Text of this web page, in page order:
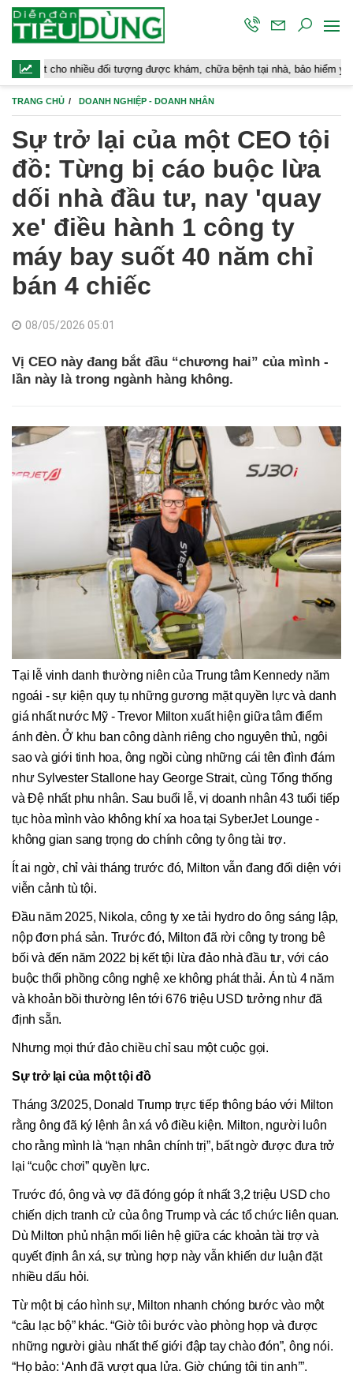
đối tượng được khám, chữa bệnh tại nhà, bảo hiểm y tế chi trả
TRANG CHỦ DOANH NGHIỆP - DOANH NHÂN
Sự trở lại của một CEO tội
đồ: Từng bị cáo buộc lừa
dối nhà đầu tư, nay 'quay
xe' điều hành 1 công ty
máy bay suốt 40 năm chỉ
bán 4 chiếc
08/05/2026 05:01
Vị CEO này đang bắt đầu “chương hai” của mình -
lần này là trong ngành hàng không.
Tại lễ vinh danh thường niên của Trung tâm Kennedy năm
ngoái - sự kiện quy tụ những gương mặt quyền lực và danh
giá nhất nước Mỹ - Trevor Milton xuất hiện giữa tâm điểm
ánh đèn. Ở khu ban công dành riêng cho nguyên thủ, ngôi
sao và giới tinh hoa, ông ngồi cùng những cái tên đình đám
như Sylvester Stallone hay George Strait, cùng Tổng thống
và Đệ nhất phu nhân. Sau buổi lễ, vị doanh nhân 43 tuổi tiếp
tục hòa mình vào không khí xa hoa tại SyberJet Lounge -
không gian sang trọng do chính công ty ông tài trợ.
Ít ai ngờ, chỉ vài tháng trước đó, Milton vẫn đang đối diện với
viễn cảnh tù tội.
Đầu năm 2025, Nikola, công ty xe tải hydro do ông sáng lập,
nộp đơn phá sản. Trước đó, Milton đã rời công ty trong bê
bối và đến năm 2022 bị kết tội lừa đảo nhà đầu tư, với cáo
buộc thổi phồng công nghệ xe không phát thải. Án tù 4 năm
và khoản bồi thường lên tới 676 triệu USD tưởng như đã
định sẵn.
Nhưng mọi thứ đảo chiều chỉ sau một cuộc gọi.
Sự trở lại của một tội đồ
Tháng 3/2025, Donald Trump trực tiếp thông báo với Milton
rằng ông đã ký lệnh ân xá vô điều kiện. Milton, người luôn
cho rằng mình là “nạn nhân chính trị”, bất ngờ được đưa trở
lại “cuộc chơi” quyền lực.
Trước đó, ông và vợ đã đóng góp ít nhất 3,2 triệu USD cho
chiến dịch tranh cử của ông Trump và các tổ chức liên quan.
Dù Milton phủ nhận mối liên hệ giữa các khoản tài trợ và
quyết định ân xá, sự trùng hợp này vẫn khiến dư luận đặt
nhiều dấu hỏi.
Từ một bị cáo hình sự, Milton nhanh chóng bước vào một
“câu lạc bộ” khác. “Giờ tôi bước vào phòng họp và được
những người giàu nhất thế giới đập tay chào đón”, ông nói.
“Họ bảo: ‘Anh đã vượt qua lửa. Giờ chúng tôi tin anh’”.